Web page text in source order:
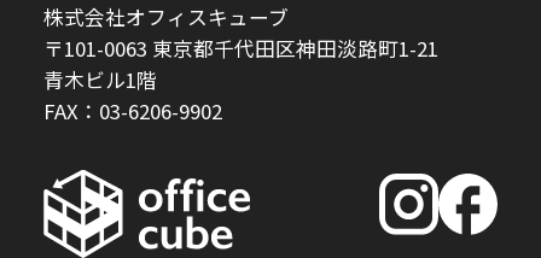
株式会社オフィスキューブ
〒101-0063 東京都千代田区神田淡路町1-21
青木ビル1階
FAX：03-6206-9902